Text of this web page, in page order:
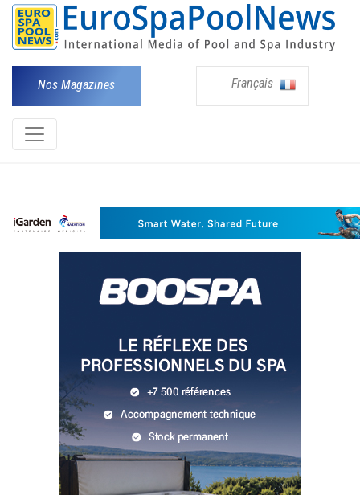
Nos Magazines Français